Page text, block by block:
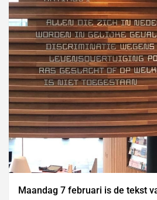
Maandag 7 februari is de tekst